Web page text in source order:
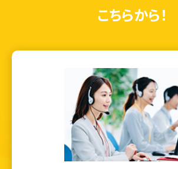
こちらから！